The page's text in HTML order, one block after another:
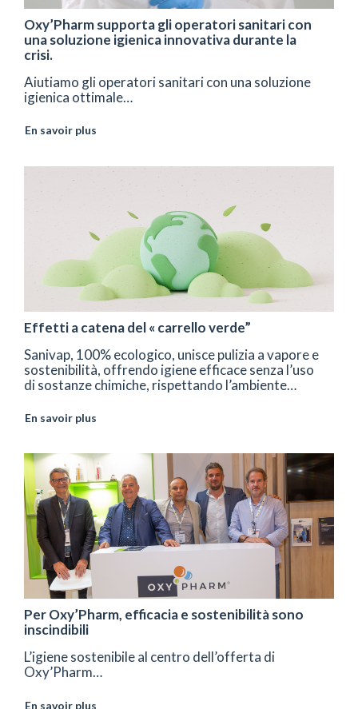
Oxy’Pharm supporta gli operatori sanitari con
una soluzione igienica innovativa durante la
crisi.
Aiutiamo gli operatori sanitari con una soluzione
igienica ottimale…
En savoir plus
Effetti a catena del « carrello verde”
Sanivap, 100% ecologico, unisce pulizia a vapore e
sostenibilità, offrendo igiene efficace senza l’uso
di sostanze chimiche, rispettando l’ambiente…
En savoir plus
Per Oxy’Pharm, efficacia e sostenibilità sono
inscindibili
L’igiene sostenibile al centro dell’offerta di
Oxy’Pharm…
En savoir plus